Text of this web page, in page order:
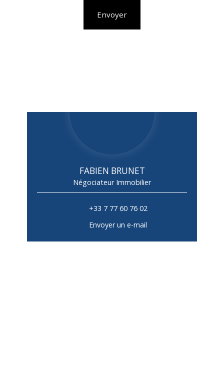
Envoyer
FABIEN BRUNET
Négociateur Immobilier
+33 7 77 60 76 02
Envoyer un e-mail